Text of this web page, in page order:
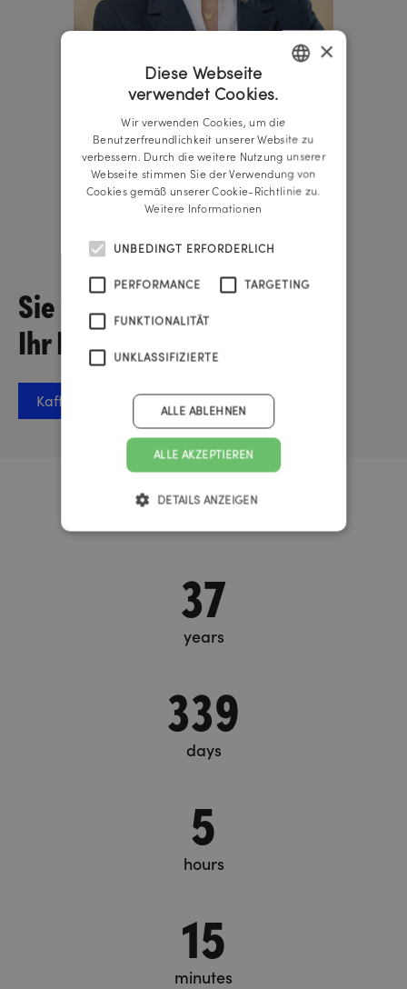
Sie wollen über
Ihr Projekt sprechen?
Kaffee-Termin vereinbaren
Managing Director
Urknall Timer
37
years
339
days
5
hours
15
minutes
GERMAN
×
Diese Webseite
verwendet Cookies.
Wir verwenden Cookies, um die
Benutzerfreundlichkeit unserer Website zu
verbessern. Durch die weitere Nutzung unserer
Webseite stimmen Sie der Verwendung von
Cookies gemäß unserer Cookie-Richtlinie zu.
Weitere Informationen
UNBEDINGT ERFORDERLICH
PERFORMANCE TARGETING
FUNKTIONALITÄT
UNKLASSIFIZIERTE
ALLE AKZEPTIEREN
ALLE ABLEHNEN
DETAILS ANZEIGEN